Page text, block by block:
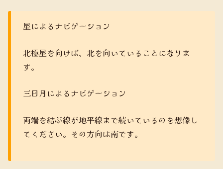
星によるナビゲーション
北極星を向けば、北を向いていることになりま
す。
三日月によるナビゲーション
両端を結ぶ線が地平線まで続いているのを想像し
てください。その方向は南です。